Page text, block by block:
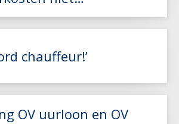
door NEA-index
chauffeur!’
OV uurloon en OV